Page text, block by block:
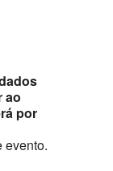
ao
por
evento.